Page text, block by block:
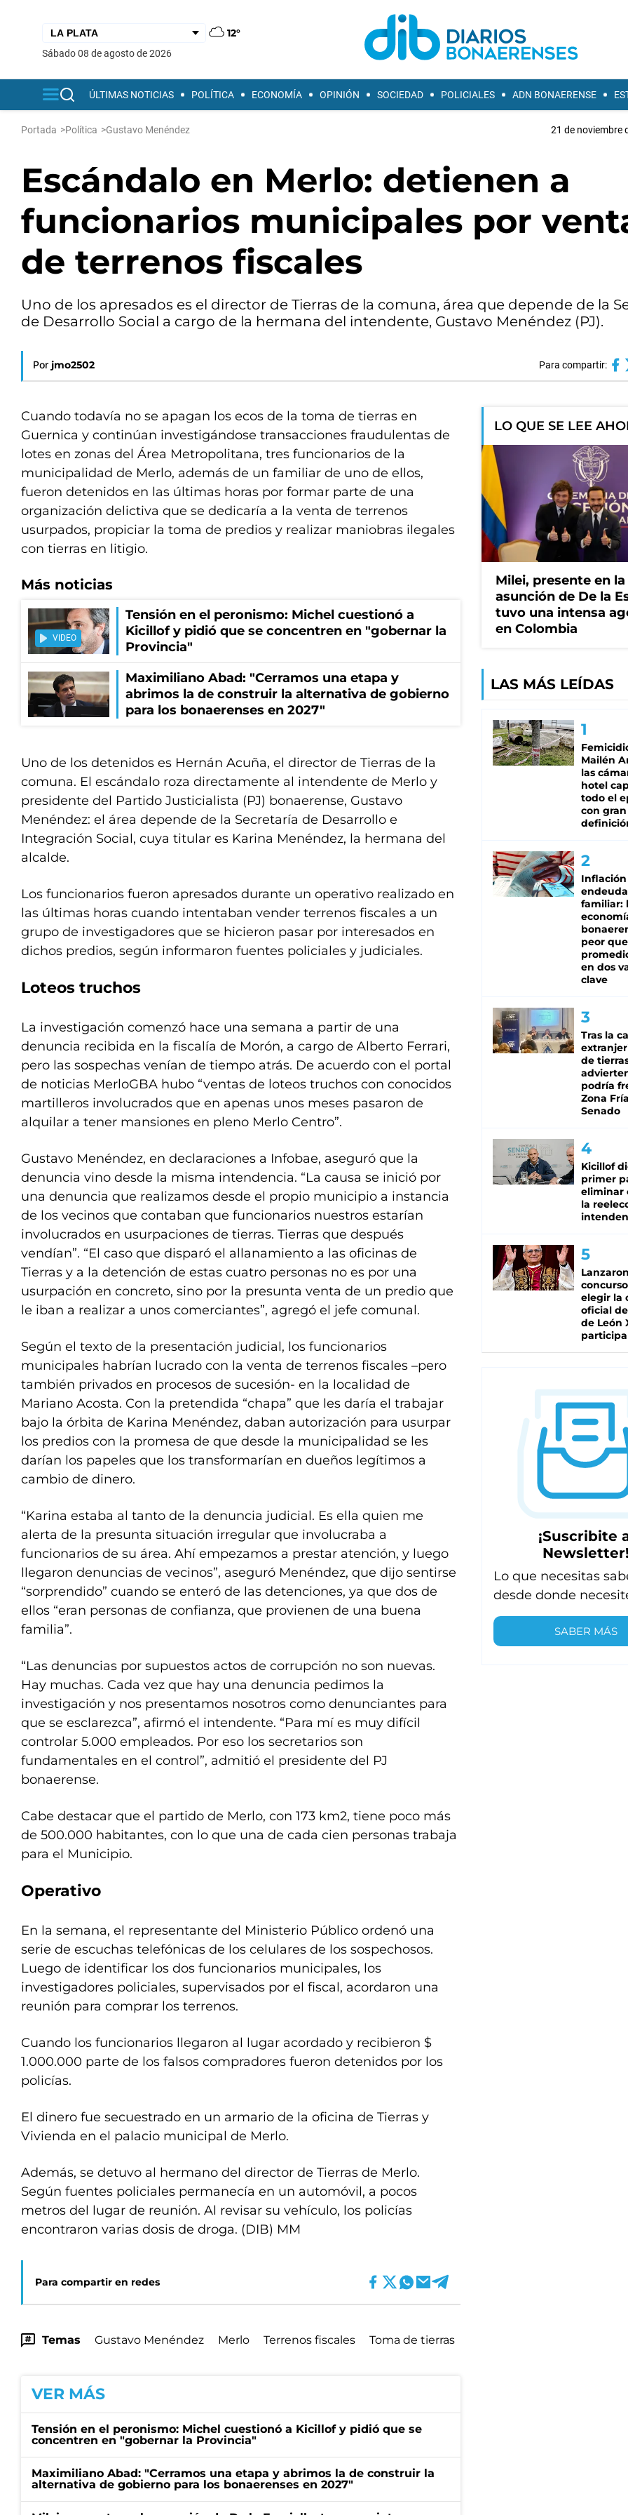
12°
sábado 08 de agosto de 2026
ÚLTIMAS NOTICIAS POLÍTICA ECONOMÍA OPINIÓN SOCIEDAD POLICIALES ADN BONAERENSE
Portada >Política >Gustavo Menéndez 21 de noviembre
Escándalo en Merlo: detienen a
funcionarios municipales por
de terrenos fiscales
Uno de los apresados es el director de Tierras de la comuna, área que depende de la
de Desarrollo Social a cargo de la hermana del intendente, Gustavo Menéndez (PJ).
Por jmo2502 Para compartir:
Cuando todavía no se apagan los ecos de la toma de tierras en
Guernica y continúan investigándose transacciones fraudulentas de
lotes en zonas del Área Metropolitana, tres funcionarios de la
municipalidad de Merlo, además de un familiar de uno de ellos,
fueron detenidos en las últimas horas por formar parte de una
organización delictiva que se dedicaría a la venta de terrenos
usurpados, propiciar la toma de predios y realizar maniobras ilegales
con tierras en litigio.
Más noticias
VIDEO
Tensión en el peronismo: Michel cuestionó a
Kicillof y pidió que se concentren en "gobernar la
Provincia"
Maximiliano Abad: "Cerramos una etapa y
abrimos la de construir la alternativa de gobierno
para los bonaerenses en 2027"
Uno de los detenidos es Hernán Acuña, el director de Tierras de la
comuna. El escándalo roza directamente al intendente de Merlo y
presidente del Partido Justicialista (PJ) bonaerense, Gustavo
Menéndez: el área depende de la Secretaría de Desarrollo e
Integración Social, cuya titular es Karina Menéndez, la hermana del
alcalde.
Los funcionarios fueron apresados durante un operativo realizado en
las últimas horas cuando intentaban vender terrenos fiscales a un
grupo de investigadores que se hicieron pasar por interesados en
dichos predios, según informaron fuentes policiales y judiciales.
Loteos truchos
La investigación comenzó hace una semana a partir de una
denuncia recibida en la fiscalía de Morón, a cargo de Alberto Ferrari,
pero las sospechas venían de tiempo atrás. De acuerdo con el portal
de noticias MerloGBA hubo “ventas de loteos truchos con conocidos
martilleros involucrados que en apenas unos meses pasaron de
alquilar a tener mansiones en pleno Merlo Centro”.
Gustavo Menéndez, en declaraciones a Infobae, aseguró que la
denuncia vino desde la misma intendencia. “La causa se inició por
una denuncia que realizamos desde el propio municipio a instancia
de los vecinos que contaban que funcionarios nuestros estarían
involucrados en usurpaciones de tierras. Tierras que después
vendían”. “El caso que disparó el allanamiento a las oficinas de
Tierras y a la detención de estas cuatro personas no es por una
usurpación en concreto, sino por la presunta venta de un predio que
le iban a realizar a unos comerciantes”, agregó el jefe comunal.
Según el texto de la presentación judicial, los funcionarios
municipales habrían lucrado con la venta de terrenos fiscales –pero
también privados en procesos de sucesión- en la localidad de
Mariano Acosta. Con la pretendida “chapa” que les daría el trabajar
bajo la órbita de Karina Menéndez, daban autorización para usurpar
los predios con la promesa de que desde la municipalidad se les
darían los papeles que los transformarían en dueños legítimos a
cambio de dinero.
“Karina estaba al tanto de la denuncia judicial. Es ella quien me
alerta de la presunta situación irregular que involucraba a
funcionarios de su área. Ahí empezamos a prestar atención, y luego
llegaron denuncias de vecinos”, aseguró Menéndez, que dijo sentirse
“sorprendido” cuando se enteró de las detenciones, ya que dos de
ellos “eran personas de confianza, que provienen de una buena
familia”.
“Las denuncias por supuestos actos de corrupción no son nuevas.
Hay muchas. Cada vez que hay una denuncia pedimos la
investigación y nos presentamos nosotros como denunciantes para
que se esclarezca”, afirmó el intendente. “Para mí es muy difícil
controlar 5.000 empleados. Por eso los secretarios son
fundamentales en el control”, admitió el presidente del PJ
bonaerense.
Cabe destacar que el partido de Merlo, con 173 km2, tiene poco más
de 500.000 habitantes, con lo que una de cada cien personas trabaja
para el Municipio.
Operativo
En la semana, el representante del Ministerio Público ordenó una
serie de escuchas telefónicas de los celulares de los sospechosos.
Luego de identificar los dos funcionarios municipales, los
investigadores policiales, supervisados por el fiscal, acordaron una
reunión para comprar los terrenos.
Cuando los funcionarios llegaron al lugar acordado y recibieron $
1.000.000 parte de los falsos compradores fueron detenidos por los
policías.
El dinero fue secuestrado en un armario de la oficina de Tierras y
Vivienda en el palacio municipal de Merlo.
Además, se detuvo al hermano del director de Tierras de Merlo.
Según fuentes policiales permanecía en un automóvil, a pocos
metros del lugar de reunión. Al revisar su vehículo, los policías
encontraron varias dosis de droga. (DIB) MM
Para compartir en redes
Temas Gustavo Menéndez Merlo Terrenos fiscales Toma de tierras
VER MÁS
Tensión en el peronismo: Michel cuestionó a Kicillof y pidió que se
concentren en "gobernar la Provincia"
Maximiliano Abad: "Cerramos una etapa y abrimos la de construir la
alternativa de gobierno para los bonaerenses en 2027"
LO QUE SE LEE
Milei, presente en la
asunción de De la
tuvo una intensa
en Colombia
LAS MÁS LEÍDAS
Mailén
las
hotel
todo el
con gran
Inflación
familiar:
peor
en dos
clave
Tras la
de
podría
Zona
Senado
Kicillof
primer
eliminar
la
elegir la
oficial
de León
¡Suscribite
Newsletter!
Lo que necesitas
desde donde
SABER MÁS